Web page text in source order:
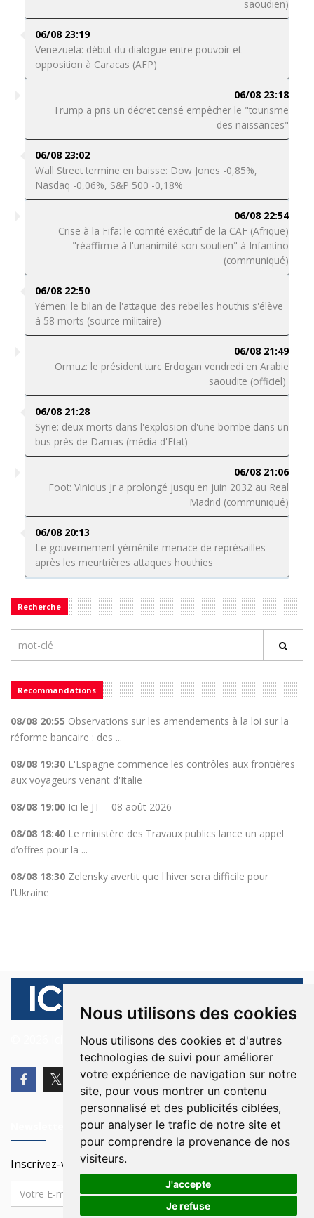
Nous utilisons des cookies
Nous utilisons des cookies et d'autres
technologies de suivi pour améliorer
votre expérience de navigation sur notre
site, pour vous montrer un contenu
personnalisé et des publicités ciblées,
pour analyser le trafic de notre site et
pour comprendre la provenance de nos
visiteurs.
J'accepte
Je refuse
saoudien)
06/08 23:19
Venezuela: début du dialogue entre pouvoir et
opposition à Caracas (AFP)
06/08 23:18
Trump a pris un décret censé empêcher le "tourisme
des naissances"
06/08 23:02
Wall Street termine en baisse: Dow Jones -0,85%,
Nasdaq -0,06%, S&P 500 -0,18%
06/08 22:54
Crise à la Fifa: le comité exécutif de la CAF (Afrique)
"réaffirme à l'unanimité son soutien" à Infantino
(communiqué)
06/08 22:50
Yémen: le bilan de l'attaque des rebelles houthis s'élève
à 58 morts (source militaire)
06/08 21:49
Ormuz: le président turc Erdogan vendredi en Arabie
saoudite (officiel)
06/08 21:28
Syrie: deux morts dans l'explosion d'une bombe dans un
bus près de Damas (média d'Etat)
06/08 21:06
Foot: Vinicius Jr a prolongé jusqu'en juin 2032 au Real
Madrid (communiqué)
06/08 20:13
Le gouvernement yéménite menace de représailles
après les meurtrières attaques houthies
Recherche
Recommandations
08/08 20:55 Observations sur les amendements à la loi sur la
réforme bancaire : des ...
08/08 19:30 L'Espagne commence les contrôles aux frontières
aux voyageurs venant d'Italie
08/08 19:00 Ici le JT – 08 août 2026
08/08 18:40 Le ministère des Travaux publics lance un appel
d’offres pour la ...
08/08 18:30 Zelensky avertit que l'hiver sera difficile pour
l'Ukraine
© 2026 Ici Beyrouth. Tous les droits sont réservés.
Inscrivez-vous à notre Newsletter